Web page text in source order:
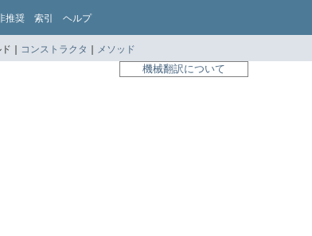
推奨 索引 ヘルプ
ド | コンストラクタ | メソッド
機械翻訳について